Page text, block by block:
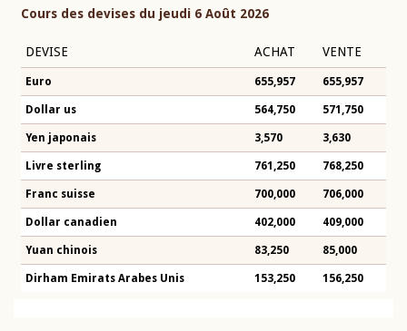
Cours des devises du jeudi 6 Août 2026
DEVISE ACHAT VENTE
Euro 655,957 655,957
Dollar us 564,750 571,750
Yen japonais 3,570 3,630
Livre sterling 761,250 768,250
Franc suisse 700,000 706,000
Dollar canadien 402,000 409,000
Yuan chinois 83,250 85,000
Dirham Emirats Arabes Unis 153,250 156,250